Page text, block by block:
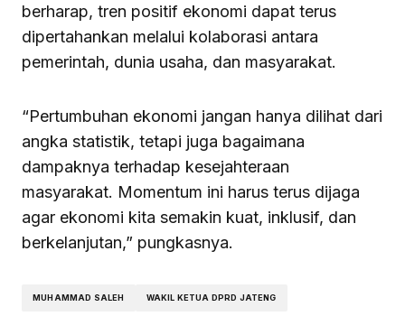
berharap, tren positif ekonomi dapat terus
dipertahankan melalui kolaborasi antara
pemerintah, dunia usaha, dan masyarakat.
“Pertumbuhan ekonomi jangan hanya dilihat dari
angka statistik, tetapi juga bagaimana
dampaknya terhadap kesejahteraan
masyarakat. Momentum ini harus terus dijaga
agar ekonomi kita semakin kuat, inklusif, dan
berkelanjutan,” pungkasnya.
MUHAMMAD SALEH WAKIL KETUA DPRD JATENG